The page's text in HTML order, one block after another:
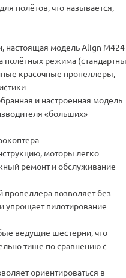
полётов, что называется,
настоящая модель Align M424
полётных режима
красочные пропеллеры,
и настроенная модель
«больших»
моторы легко
ремонт и обслуживание
пропеллера позволяет без
упрощает пилотирование
ведущие шестерни, что
тише по сравнению с
ориентироваться в